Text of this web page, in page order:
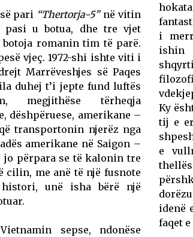
pari “Thertorja-5”në vitin
pasi u botua, dhe tre vjet
botoja romanin tim të parë.
vjeç. 1972-shi ishte viti i
Marrëveshjes së Paqes
duhej t’i jepte fund luftës
megjithëse tërheqja
dëshpëruese, amerikane –
transportonin njerëz nga
amerikane në Saigon –
jo përpara se të kalonin tre
cilin, me anë të një fusnote
unë isha bërë një
sepse, ndonëse
i
ishin
Ky
tij e
e
idenë
faqet